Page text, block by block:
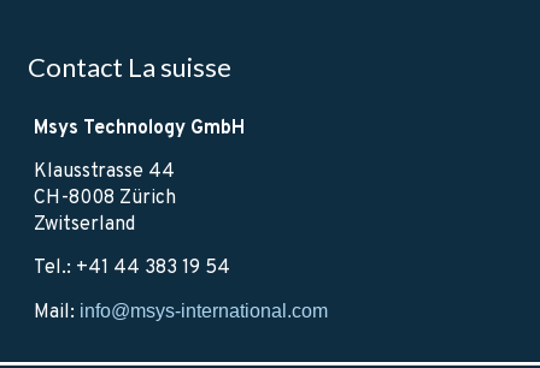
Contact La suisse
Msys Technology GmbH
Klausstrasse 44
CH-8008 Zürich
Zwitserland
Tel.: +41 44 383 19 54
Mail: info@msys-international.com